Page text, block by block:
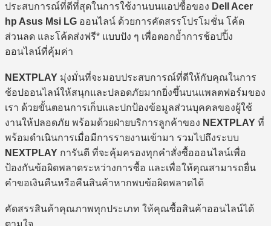
ประสบการณ์ที่ดีที่สุดในการใช้งานบนแอปซื้อของ Dell Acer
hp Asus Msi LG ออนไลน์ ด้วยการคัดสรรโปรโมชั่น โค้ด
ส่วนลด และโค้ดส่งฟรี* แบบปัง ๆ เพื่อตอกย้ำการช้อปปิ้ง
ออนไลน์ที่คุ้มค่า
NEXTPLAY มุ่งมั่นที่จะมอบประสบการณ์ที่ดีให้กับคุณในการ
ช้อปออนไลน์ให้สนุกและปลอดภัยมากยิ่งขึ้นบนแพลตฟอร์มของ
เรา ด้วยขั้นตอนการเก็บและปกป้องข้อมูลส่วนบุคคลของผู้ใช้
งานให้ปลอดภัย พร้อมด้วยฝ่ายบริการลูกค้าของ NEXTPLAY ที่
พร้อมดำเนินการเมื่อมีการรายงานเข้ามา รวมไปถึงระบบ
NEXTPLAY การันตี ที่จะคุ้มครองทุกคำสั่งซื้อออนไลน์เพื่อ
ป้องกันข้อผิดพลาดระหว่างการซื้อ และเพื่อให้คุณสามารถยื่น
คำขอเงินคืนหรือคืนสินค้าหากพบข้อผิดพลาดได้
คัดสรรสินค้าคุณภาพทุกประเภท ให้คุณซื้อสินค้าออนไลน์ได้
ตามใจ